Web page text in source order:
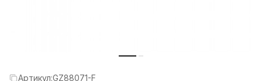
Артикул:GZ88071-F